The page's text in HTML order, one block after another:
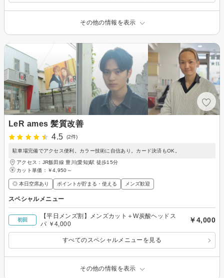
その他の情報を表示
LeR ames 髪質改善
4.5
(2件)
駐車場完備でアクセス便利。カラー技術に自信あり。カード決済もOK。
アクセス：JR飯田線 豊川(愛知)駅 徒歩15分
カット単価： ￥4,950～
◎ 本日空席あり ポイントが貯まる・使える メンズ歓迎
スペシャルメニュー
初回
【平日メンズ割】メンズカット＋W炭酸ヘッドス
パ ￥4,000
￥4,000
すべてのスペシャルメニューを見る
その他の情報を表示